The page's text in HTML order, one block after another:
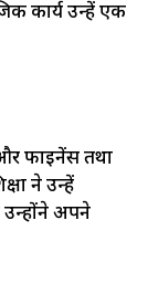
कार्य उन्हें एक
फाइनेंस तथा
ने उन्हें
अपने